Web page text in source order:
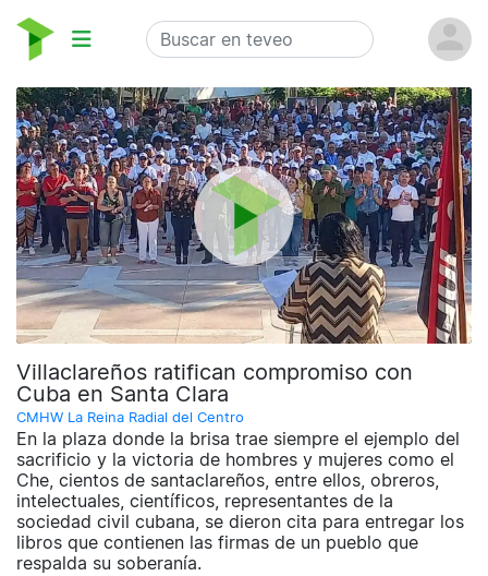
Villaclareños ratifican compromiso con
Cuba en Santa Clara
CMHW La Reina Radial del Centro
En la plaza donde la brisa trae siempre el ejemplo del
sacrificio y la victoria de hombres y mujeres como el
Che, cientos de santaclareños, entre ellos, obreros,
intelectuales, científicos, representantes de la
sociedad civil cubana, se dieron cita para entregar los
libros que contienen las firmas de un pueblo que
respalda su soberanía.